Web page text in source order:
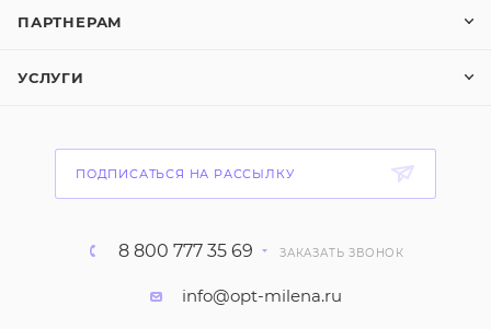
ПАРТНЕРАМ
УСЛУГИ
ПОДПИСАТЬСЯ НА РАССЫЛКУ
8 800 777 35 69 ЗАКАЗАТЬ ЗВОНОК
info@opt-milena.ru